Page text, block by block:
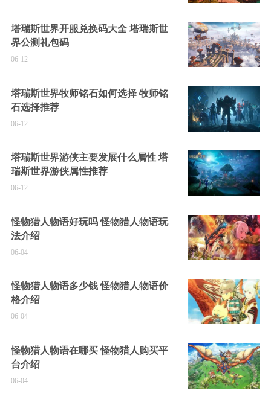
塔瑞斯世界开服兑换码大全 塔瑞斯世
界公测礼包码
06-12
塔瑞斯世界牧师铭石如何选择 牧师铭
石选择推荐
06-12
塔瑞斯世界游侠主要发展什么属性 塔
瑞斯世界游侠属性推荐
06-12
怪物猎人物语好玩吗 怪物猎人物语玩
法介绍
06-04
怪物猎人物语多少钱 怪物猎人物语价
格介绍
06-04
怪物猎人物语在哪买 怪物猎人购买平
台介绍
06-04